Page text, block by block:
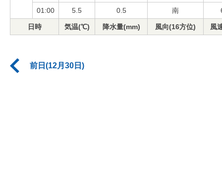
01:00 5.5 0.5 南
日時 気温(℃) 降水量(mm) 風向(16方位) 風
前日(12月30日)